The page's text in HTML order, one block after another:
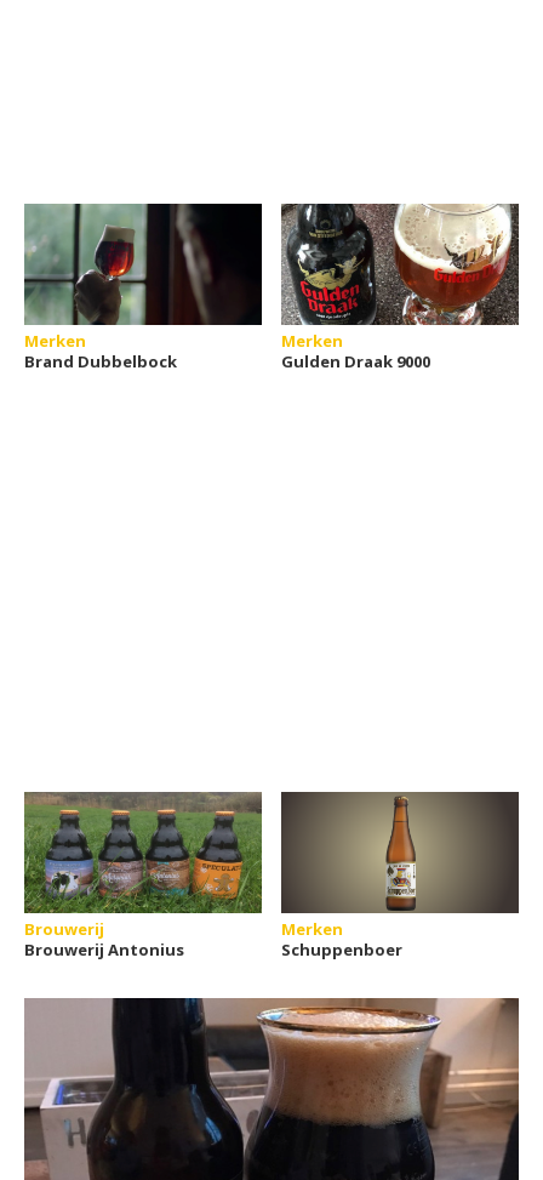
Merken
Brand Dubbelbock
Merken
Gulden Draak 9000
Brouwerij
Brouwerij Antonius
Merken
Schuppenboer